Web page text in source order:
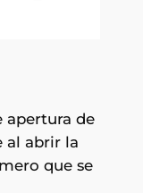
apertura de
al abrir la
que se